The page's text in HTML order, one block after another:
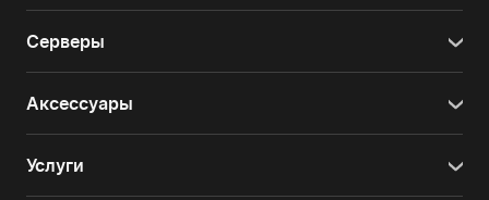
Серверы
Аксессуары
Услуги